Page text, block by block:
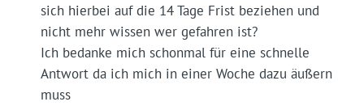
sich hierbei auf die 14 Tage Frist beziehen und
nicht mehr wissen wer gefahren ist?
Ich bedanke mich schonmal für eine schnelle
Antwort da ich mich in einer Woche dazu äußern
muss